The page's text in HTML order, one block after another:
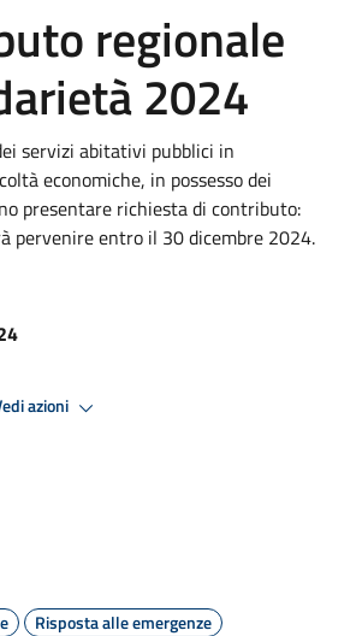
regionale
2024
servizi abitativi pubblici in
economiche, in possesso dei
presentare richiesta di contributo:
pervenire entro il 30 dicembre 2024.
azioni
Risposta alle emergenze